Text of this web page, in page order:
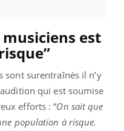
est
sont surentraînés il n’y
qui est soumise
efforts : “On sait que
population à risque.